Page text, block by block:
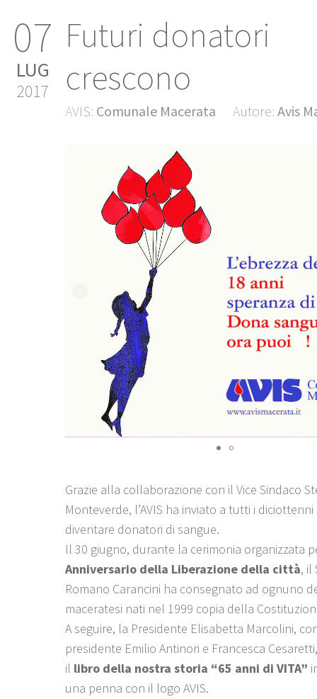
07
LUG
2017
Futuri donatori
crescono
AVIS: Comunale Macerata Autore: Avis
Grazie alla collaborazione con il Vice Sindaco
Monteverde, l’AVIS ha inviato a tutti i diciottenni
diventare donatori di sangue.
Il 30 giugno, durante la cerimonia organizzata
Anniversario della Liberazione della città, il
Romano Carancini ha consegnato ad ognuno
maceratesi nati nel 1999 copia della
A seguire, la Presidente Elisabetta Marcolini,
presidente Emilio Antinori e Francesca
il libro della nostra storia “65 anni di VITA”
una penna con il logo AVIS.